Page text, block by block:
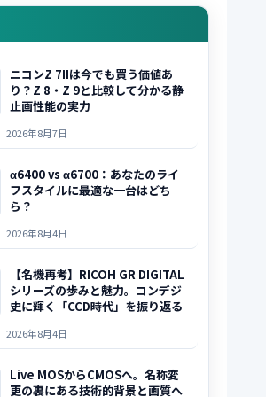
ニコンZ 7IIは今でも買う価値あ
り？Z 8・Z 9と比較して分かる静
止画性能の実力
2026年8月7日
α6400 vs α6700：あなたのライ
フスタイルに最適な一台はどち
ら？
2026年8月4日
【名機再考】RICOH GR DIGITAL
シリーズの歩みと魅力。コンデジ
史に輝く「CCD時代」を振り返る
2026年8月4日
Live MOSからCMOSへ。名称変
更の裏にある技術的背景と画質へ